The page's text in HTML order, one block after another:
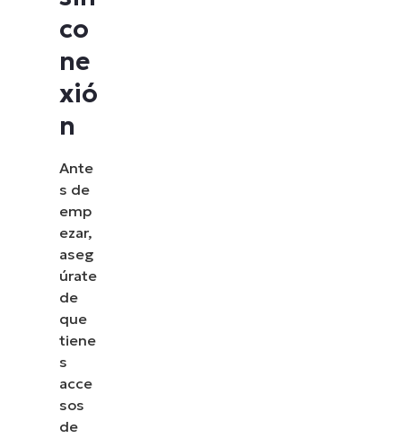
co
ne
xió
n
Ante
s de
emp
ezar,
aseg
úrate
de
que
tiene
s
acce
sos
de